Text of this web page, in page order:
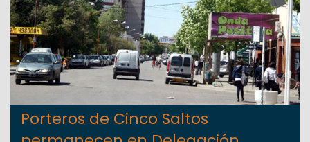
Porteros de Cinco Saltos